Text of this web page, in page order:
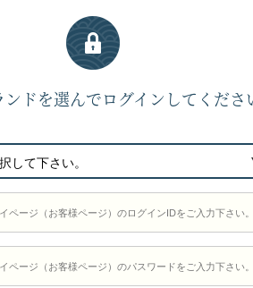
ンドを選んでログインしてくださ